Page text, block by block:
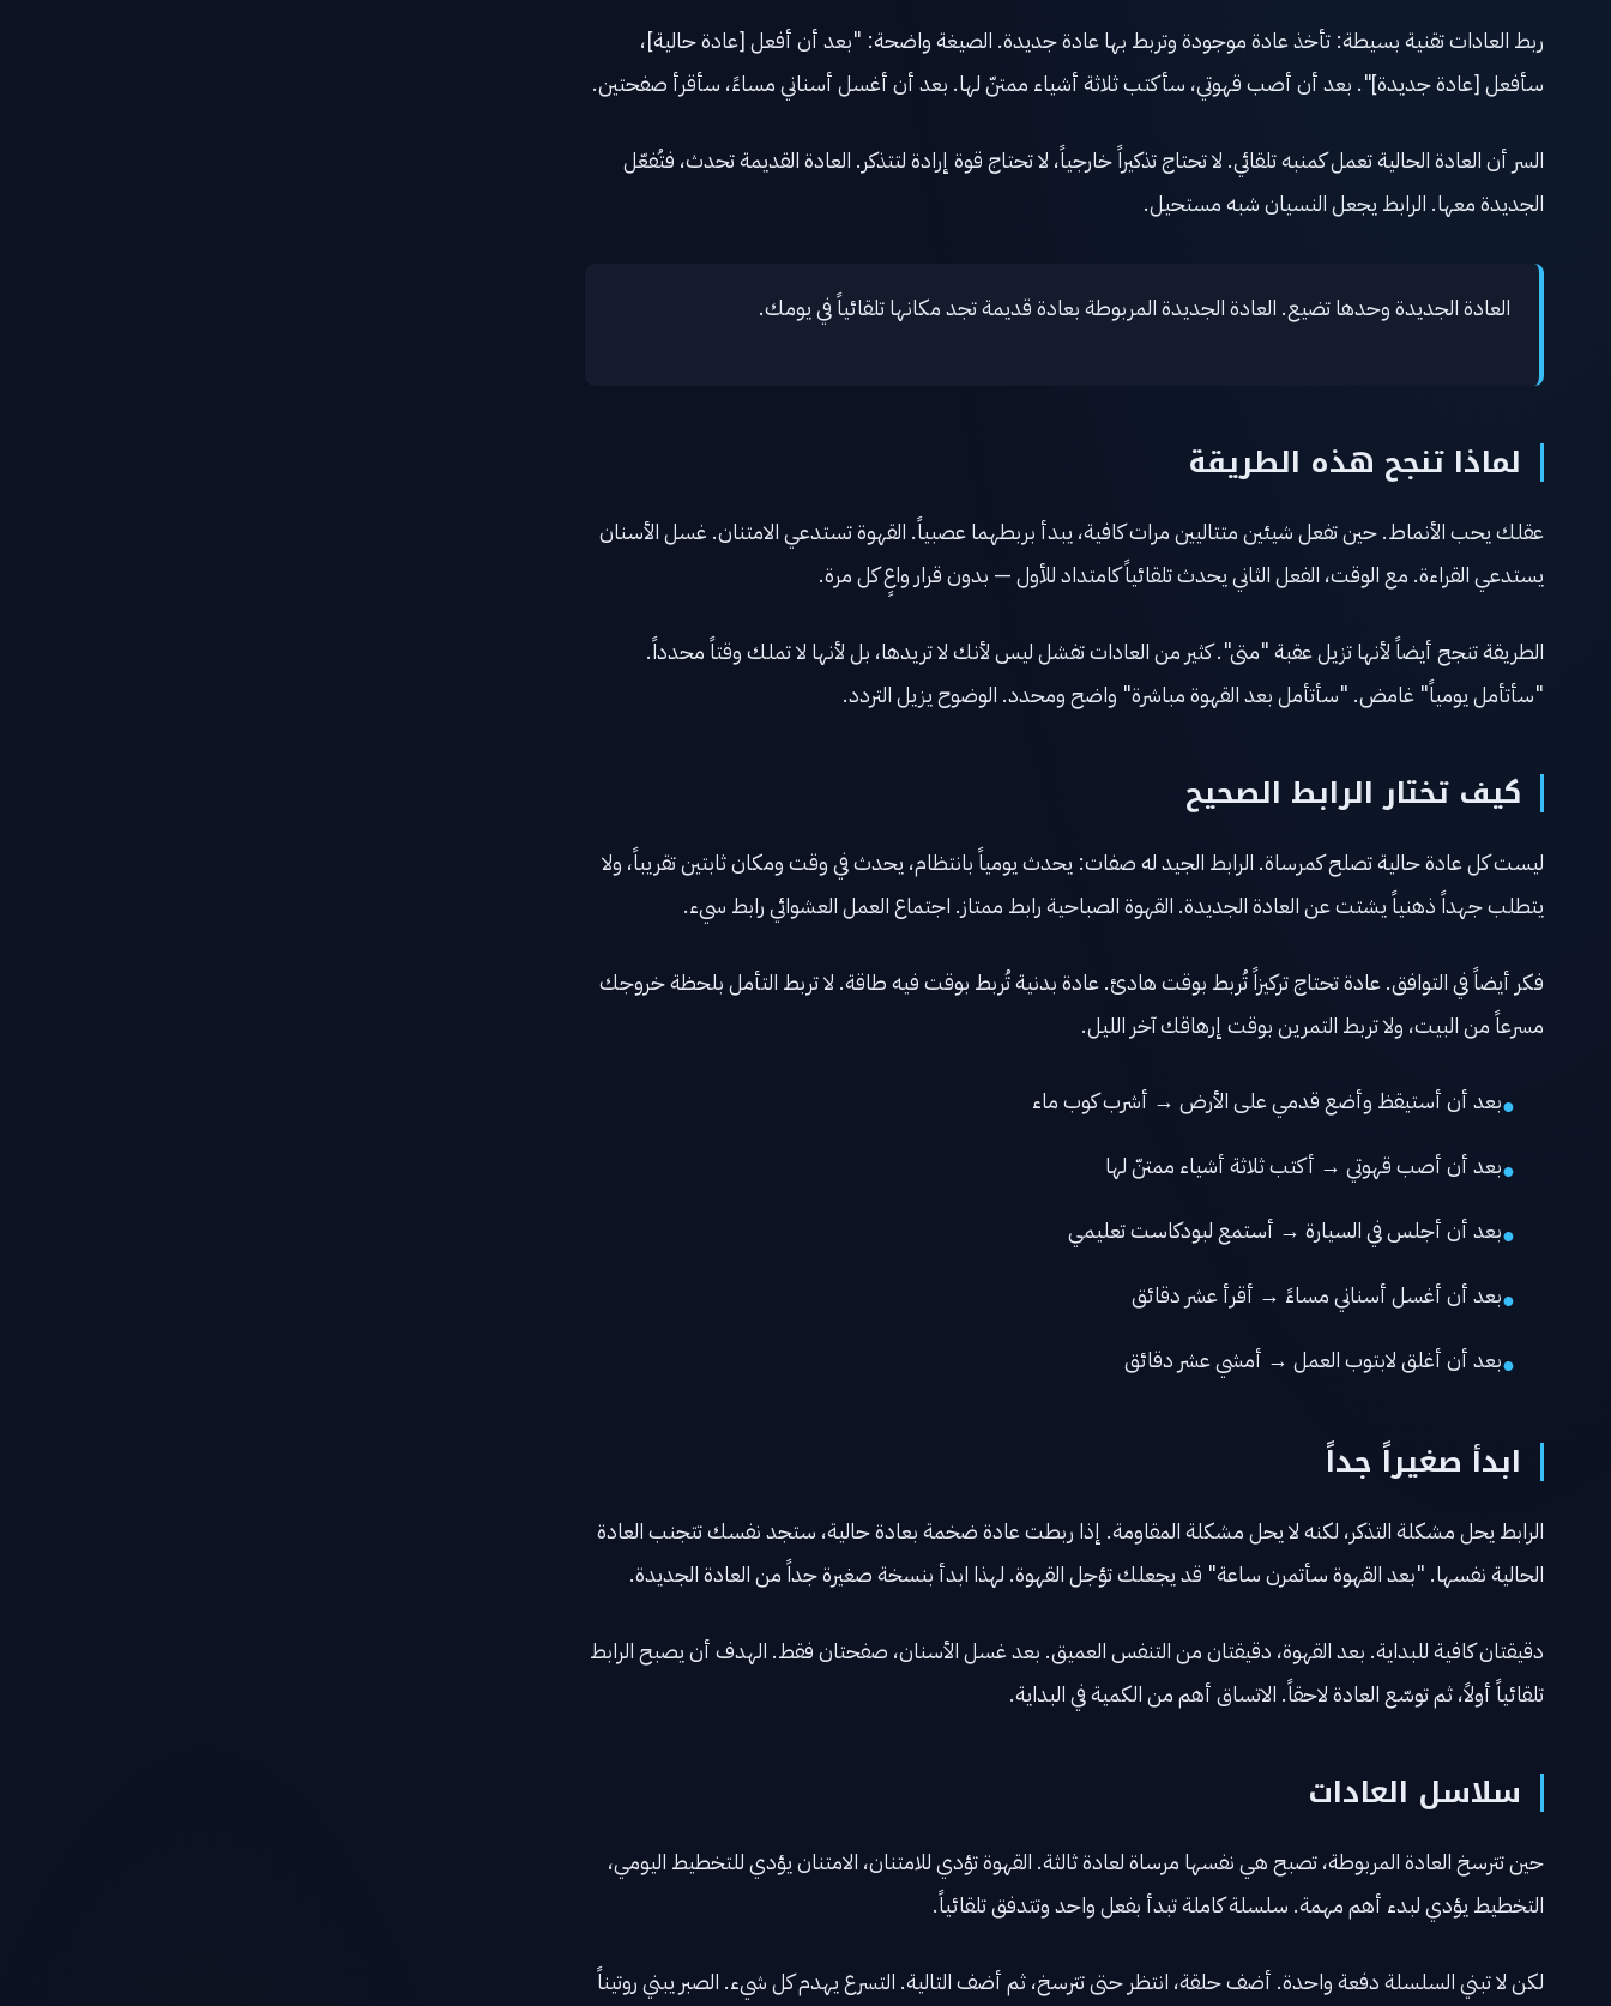
ربط العادات تقنية بسيطة: تأخذ عادة موجودة وتربط بها عادة جديدة. الصيغة واضحة: "بعد أن أفعل [عادة حالية]،
سأفعل [عادة جديدة]". بعد أن أصب قهوتي، سأكتب ثلاثة أشياء ممتنّ لها. بعد أن أغسل أسناني مساءً، سأقرأ صفحتين.
السر أن العادة الحالية تعمل كمنبه تلقائي. لا تحتاج تذكيراً خارجياً، لا تحتاج قوة إرادة لتتذكر. العادة القديمة تحدث، فتُفعّل
الجديدة معها. الرابط يجعل النسيان شبه مستحيل.
العادة الجديدة وحدها تضيع. العادة الجديدة المربوطة بعادة قديمة تجد مكانها تلقائياً في يومك.
لماذا تنجح هذه الطريقة
عقلك يحب الأنماط. حين تفعل شيئين متتاليين مرات كافية، يبدأ بربطهما عصبياً. القهوة تستدعي الامتنان. غسل الأسنان
يستدعي القراءة. مع الوقت، الفعل الثاني يحدث تلقائياً كامتداد للأول — بدون قرار واعٍ كل مرة.
الطريقة تنجح أيضاً لأنها تزيل عقبة "متى". كثير من العادات تفشل ليس لأنك لا تريدها، بل لأنها لا تملك وقتاً محدداً.
"سأتأمل يومياً" غامض. "سأتأمل بعد القهوة مباشرة" واضح ومحدد. الوضوح يزيل التردد.
كيف تختار الرابط الصحيح
ليست كل عادة حالية تصلح كمرساة. الرابط الجيد له صفات: يحدث يومياً بانتظام، يحدث في وقت ومكان ثابتين تقريباً، ولا
يتطلب جهداً ذهنياً يشتت عن العادة الجديدة. القهوة الصباحية رابط ممتاز. اجتماع العمل العشوائي رابط سيء.
فكر أيضاً في التوافق. عادة تحتاج تركيزاً تُربط بوقت هادئ. عادة بدنية تُربط بوقت فيه طاقة. لا تربط التأمل بلحظة خروجك
مسرعاً من البيت، ولا تربط التمرين بوقت إرهاقك آخر الليل.
●بعد أن أستيقظ وأضع قدمي على الأرض → أشرب كوب ماء
●بعد أن أصب قهوتي → أكتب ثلاثة أشياء ممتنّ لها
●بعد أن أجلس في السيارة → أستمع لبودكاست تعليمي
●بعد أن أغسل أسناني مساءً → أقرأ عشر دقائق
●بعد أن أغلق لابتوب العمل → أمشي عشر دقائق
ابدأ صغيراً جداً
الرابط يحل مشكلة التذكر، لكنه لا يحل مشكلة المقاومة. إذا ربطت عادة ضخمة بعادة حالية، ستجد نفسك تتجنب العادة
الحالية نفسها. "بعد القهوة سأتمرن ساعة" قد يجعلك تؤجل القهوة. لهذا ابدأ بنسخة صغيرة جداً من العادة الجديدة.
دقيقتان كافية للبداية. بعد القهوة، دقيقتان من التنفس العميق. بعد غسل الأسنان، صفحتان فقط. الهدف أن يصبح الرابط
تلقائياً أولاً، ثم توسّع العادة لاحقاً. الاتساق أهم من الكمية في البداية.
سلاسل العادات
حين تترسخ العادة المربوطة، تصبح هي نفسها مرساة لعادة ثالثة. القهوة تؤدي للامتنان، الامتنان يؤدي للتخطيط اليومي،
التخطيط يؤدي لبدء أهم مهمة. سلسلة كاملة تبدأ بفعل واحد وتتدفق تلقائياً.
لكن لا تبني السلسلة دفعة واحدة. أضف حلقة، انتظر حتى تترسخ، ثم أضف التالية. التسرع يهدم كل شيء. الصبر يبني روتيناً